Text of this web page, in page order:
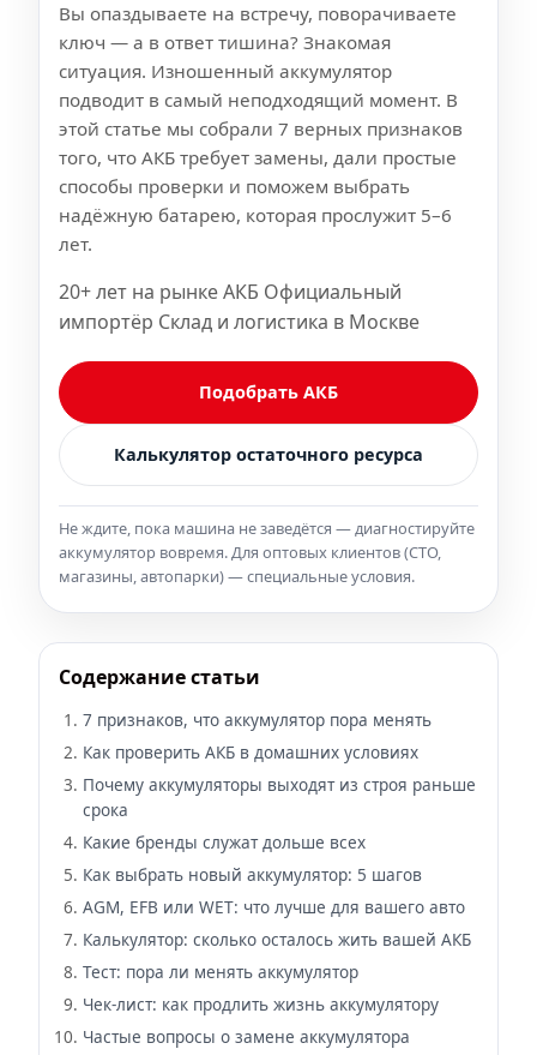
Вы опаздываете на встречу, поворачиваете
ключ — а в ответ тишина? Знакомая
ситуация. Изношенный аккумулятор
подводит в самый неподходящий момент. В
этой статье мы собрали 7 верных признаков
того, что АКБ требует замены, дали простые
способы проверки и поможем выбрать
надёжную батарею, которая прослужит 5–6
лет.
20+ лет на рынке АКБ Официальный
импортёр Склад и логистика в Москве
Подобрать АКБ
Калькулятор остаточного ресурса
Не ждите, пока машина не заведётся — диагностируйте
аккумулятор вовремя. Для оптовых клиентов (СТО,
магазины, автопарки) — специальные условия.
Содержание статьи
7 признаков, что аккумулятор пора менять
Как проверить АКБ в домашних условиях
Почему аккумуляторы выходят из строя раньше
срока
Какие бренды служат дольше всех
Как выбрать новый аккумулятор: 5 шагов
AGM, EFB или WET: что лучше для вашего авто
Калькулятор: сколько осталось жить вашей АКБ
Тест: пора ли менять аккумулятор
Чек-лист: как продлить жизнь аккумулятору
Частые вопросы о замене аккумулятора